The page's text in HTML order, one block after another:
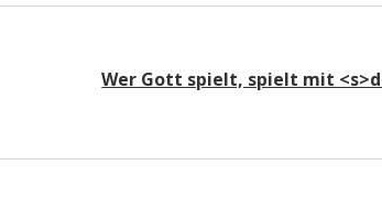
Wer Gott spielt, spielt mit